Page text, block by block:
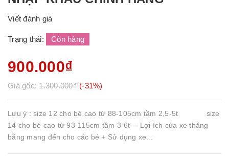
Viết đánh giá
Trạng thái: Còn hàng
900.000₫
Giá gốc:1.300.000₫ (-31%)
Lưu ý : size 12 cho bé cao từ 88-105cm tầm 2,5-5t size
14 cho bé cao từ 93-115cm tầm 3-6t -- Lợi ích của xe thăng
bằng mang đến cho các bé + Sử dụng xe...